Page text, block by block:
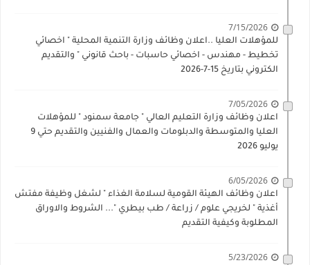
7/15/2026
للمؤهلات العليا ..اعلان وظائف وزارة التنمية المحلية " اخصائي
تخطيط - مهندس - اخصائي حاسبات - باحث قانوني " والتقديم
الكتروني بتاريخ 15-7-2026
7/05/2026
اعلان وظائف وزارة التعليم العالي " جامعة سمنود " للمؤهلات
العليا والمتوسطة والدبلومات والعمال والفنيين والتقديم حتي 9
يوليو 2026
6/05/2026
اعلان وظائف الهيئة القومية لسلامة الغذاء " لشغل وظيفة مفتش
أغذية " لخريجي علوم / زراعة / طب بيطري "... الشروط والاوراق
المطلوبة وكيفية التقديم
5/23/2026